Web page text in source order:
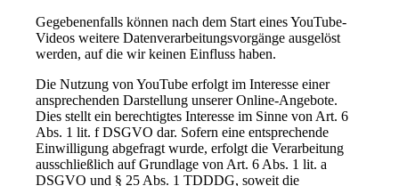
Gegebenenfalls können nach dem Start eines YouTube-
Videos weitere Datenverarbeitungsvorgänge ausgelöst
werden, auf die wir keinen Einfluss haben.
Die Nutzung von YouTube erfolgt im Interesse einer
ansprechenden Darstellung unserer Online-Angebote.
Dies stellt ein berechtigtes Interesse im Sinne von Art. 6
Abs. 1 lit. f DSGVO dar. Sofern eine entsprechende
Einwilligung abgefragt wurde, erfolgt die Verarbeitung
ausschließlich auf Grundlage von Art. 6 Abs. 1 lit. a
DSGVO und § 25 Abs. 1 TDDDG, soweit die